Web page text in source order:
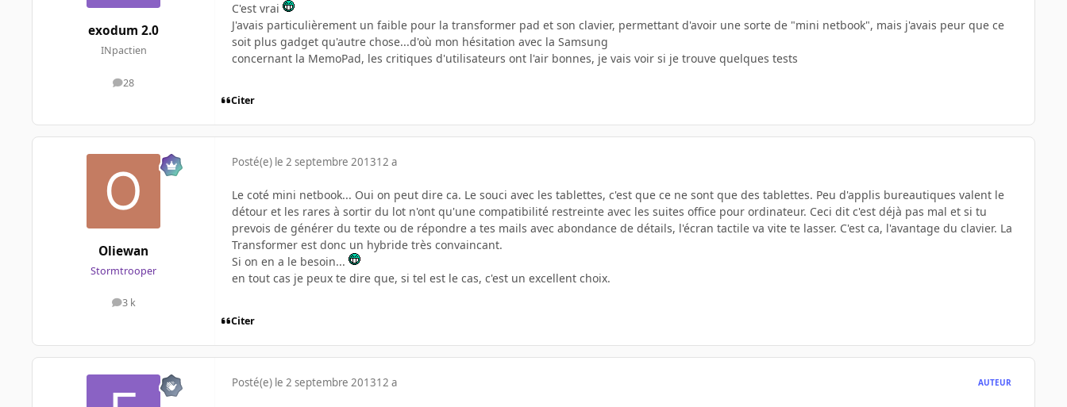
exodum 2.0
INpactien
28
messages
C'est vrai
J'avais particulièrement un faible pour la transformer pad et son clavier, permettant d'avoir une sorte de "mini netbook", mais j'avais peur que ce
soit plus gadget qu'autre chose...d'où mon hésitation avec la Samsung
concernant la MemoPad, les critiques d'utilisateurs ont l'air bonnes, je vais voir si je trouve quelques tests
Citer
Oliewan
Stormtrooper
3 k
messages
Posté(e) le 2 septembre 201312 a
Le coté mini netbook... Oui on peut dire ca. Le souci avec les tablettes, c'est que ce ne sont que des tablettes. Peu d'applis bureautiques valent le
détour et les rares à sortir du lot n'ont qu'une compatibilité restreinte avec les suites office pour ordinateur. Ceci dit c'est déjà pas mal et si tu
prevois de générer du texte ou de répondre a tes mails avec abondance de détails, l'écran tactile va vite te lasser. C'est ca, l'avantage du clavier. La
Transformer est donc un hybride très convaincant.
Si on en a le besoin...
en tout cas je peux te dire que, si tel est le cas, c'est un excellent choix.
Citer
Posté(e) le 2 septembre 201312 a AUTEUR